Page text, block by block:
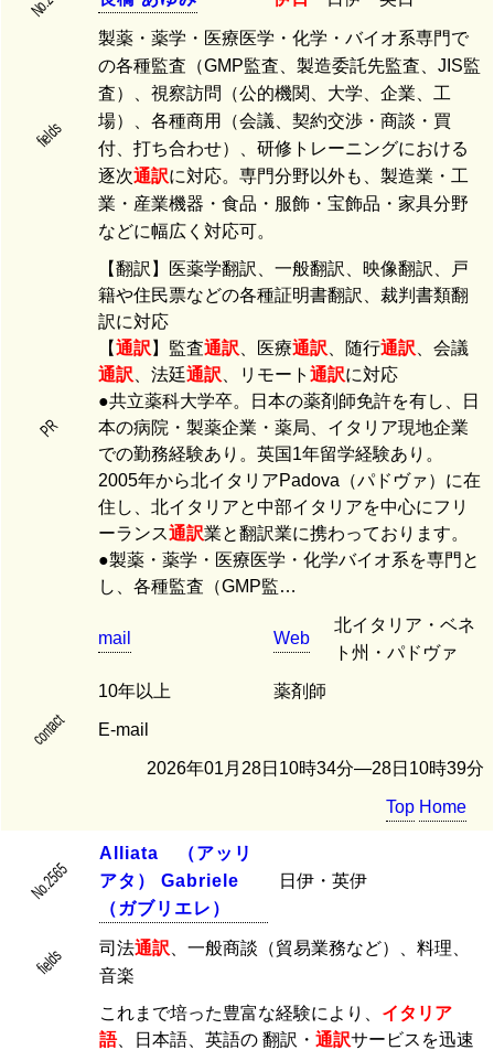
fields
製薬・薬学・医療医学・化学・バイオ系専門で
の各種監査（GMP監査、製造委託先監査、JIS監
査）、視察訪問（公的機関、大学、企業、工
場）、各種商用（会議、契約交渉・商談・買
付、打ち合わせ）、研修トレーニングにおける
逐次通訳に対応。専門分野以外も、製造業・工
業・産業機器・食品・服飾・宝飾品・家具分野
などに幅広く対応可。
PR
【翻訳】医薬学翻訳、一般翻訳、映像翻訳、戸
籍や住民票などの各種証明書翻訳、裁判書類翻
訳に対応
【通訳 】監査通訳 、医療通訳 、随行通訳 、会議
通訳 、法廷通訳 、リモート 通訳に対応
●共立薬科大学卒。日本の薬剤師免許を有し、日
本の病院・製薬企業・薬局、イタリア現地企業
での勤務経験あり。英国1年留学経験あり。
2005年から北イタリアPadova（パドヴァ）に在
住し、北イタリアと中部イタリアを中心にフリ
ーランス通訳業と翻訳業に携わっております。
●製薬・薬学・医療医学・化学バイオ系を専門と
し、各種監査（GMP監…
mail Web
北イタリア・ベネ
ト州・パドヴァ
10年以上 薬剤師
contact E-mail
2026年01月28日10時34分―28日10時39分
Top Home
No.2565
A iata （アッ リ
アタ ） Ga brie e
（ ガブ リ エレ ）
日伊・英伊
fields 司法通訳 、一般商談（貿易業務など）、料理、
音楽
これまで培った豊富な経験により、 イタリア
語、日本語、英語の 翻訳・ 通訳サービスを迅速